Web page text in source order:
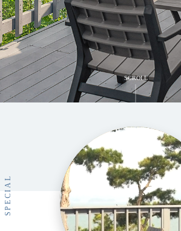
SCROLL
SPECIAL
Relaxed Terrace